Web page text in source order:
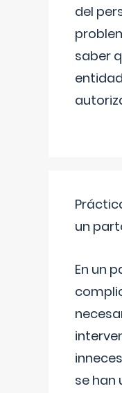
del
saber
un
En un
se han